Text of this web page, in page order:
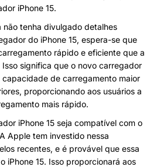
iPhone 15.
tenha divulgado detalhes
do iPhone 15, espera-se que
rápido e eficiente que a
significa que o novo carregador
de carregamento maior
proporcionando aos usuários a
mais rápido.
iPhone 15 seja compatível com o
Apple tem investido nessa
recentes, e é provável que essa
iPhone 15. Isso proporcionará aos